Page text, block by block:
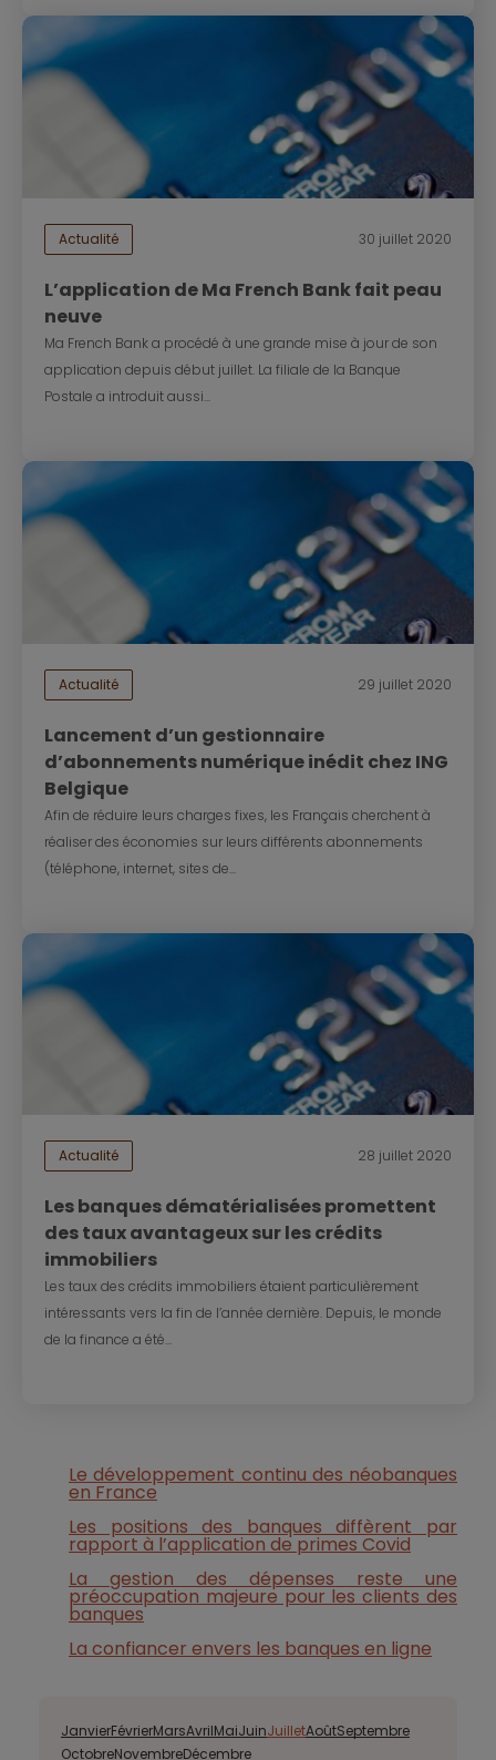
Actualité 30 juillet 2020
L’application de Ma French Bank fait peau
neuve
Ma French Bank a procédé à une grande mise à jour de son
application depuis début juillet. La filiale de la Banque
Postale a introduit aussi...
Actualité 29 juillet 2020
Lancement d’un gestionnaire
d’abonnements numérique inédit chez ING
Belgique
Afin de réduire leurs charges fixes, les Français cherchent à
réaliser des économies sur leurs différents abonnements
(téléphone, internet, sites de...
Actualité 28 juillet 2020
Les banques dématérialisées promettent
des taux avantageux sur les crédits
immobiliers
Les taux des crédits immobiliers étaient particulièrement
intéressants vers la fin de l’année dernière. Depuis, le monde
de la finance a été...
Le développement continu des néobanques
en France
Les positions des banques diffèrent par
rapport à l’application de primes Covid
La gestion des dépenses reste une
préoccupation majeure pour les clients des
banques
La confiancer envers les banques en ligne
JanvierFévrierMarsAvrilMaiJuinJuilletAoûtSeptembre
OctobreNovembreDécembre